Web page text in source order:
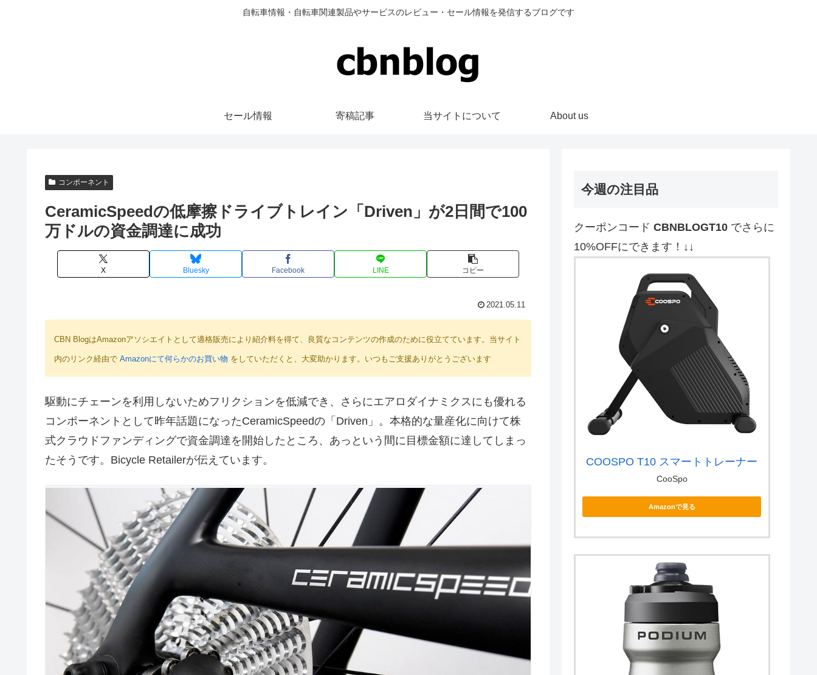
自転車情報・自転車関連製品やサービスのレビュー・セール情報を発信するブログです
セール情報 寄稿記事 当サイトについて About us
コンポーネント
CeramicSpeedの低摩擦ドライブトレイン「Driven」が2日間で100
万ドルの資金調達に成功
X Bluesky Facebook LINE コピー
2021.05.11
CBN BlogはAmazonアソシエイトとして適格販売により紹介料を得て、良質なコンテンツの作成のために役立てています。当サイト
内のリンク経由で Amazonにて何らかのお買い物 をしていただくと、大変助かります。いつもご支援ありがとうございます
駆動にチェーンを利用しないためフリクションを低減でき、さらにエアロダイナミクスにも優れる
コンポーネントとして昨年話題になったCeramicSpeedの「Driven」。本格的な量産化に向けて株
式クラウドファンディングで資金調達を開始したところ、あっという間に目標金額に達してしまっ
たそうです。Bicycle Retailerが伝えています。
今週の注目品
クーポンコード CBNBLOGT10 でさらに
10%OFFにできます！↓↓
COOSPO T10 スマートトレーナー
CooSpo
Amazonで見る